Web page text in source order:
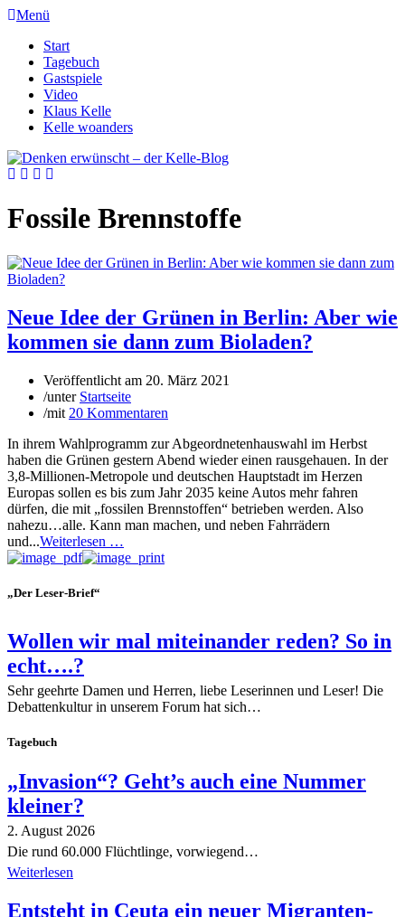
Menü
Start
Tagebuch
Gastspiele
Video
Klaus Kelle
Kelle woanders
Fossile Brennstoffe
Neue Idee der Grünen in Berlin: Aber wie
kommen sie dann zum Bioladen?
Veröffentlicht am 20. März 2021
/unter Startseite
/mit 20 Kommentaren
In ihrem Wahlprogramm zur Abgeordnetenhauswahl im Herbst
haben die Grünen gestern Abend wieder einen rausgehauen. In der
3,8-Millionen-Metropole und deutschen Hauptstadt im Herzen
Europas sollen es bis zum Jahr 2035 keine Autos mehr fahren
dürfen, die mit „fossilen Brennstoffen“ betrieben werden. Also
nahezu…alle. Kann man machen, und neben Fahrrädern
und...Weiterlesen …
„Der Leser-Brief“
Wollen wir mal miteinander reden? So in
echt….?
Sehr geehrte Damen und Herren, liebe Leserinnen und Leser! Die
Debattenkultur in unserem Forum hat sich…
Tagebuch
„Invasion“? Geht’s auch eine Nummer
kleiner?
2. August 2026
Die rund 60.000 Flüchtlinge, vorwiegend…
Weiterlesen
Entsteht in Ceuta ein neuer Migranten-